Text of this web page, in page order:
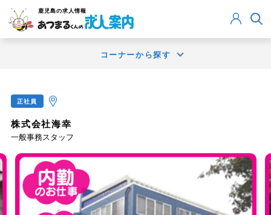
鹿児島の求人情報
コーナーから探す
正社員
株式会社海幸
一般事務スタッフ